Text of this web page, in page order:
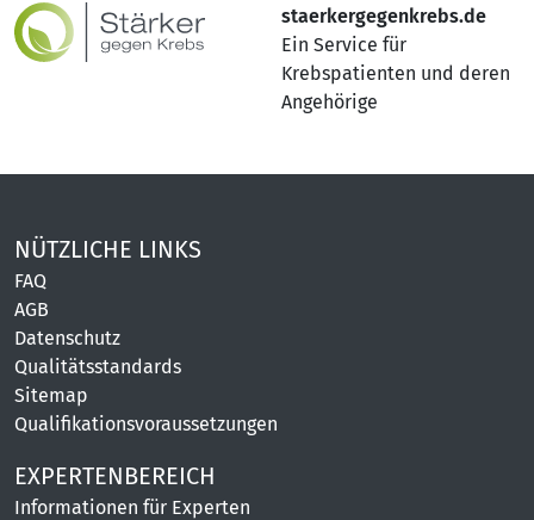
staerkergegenkrebs.de
Ein Service für
Krebspatienten und deren
Angehörige
NÜTZLICHE LINKS
FAQ
AGB
Datenschutz
Qualitätsstandards
Sitemap
Qualifikationsvoraussetzungen
EXPERTENBEREICH
Informationen für Experten